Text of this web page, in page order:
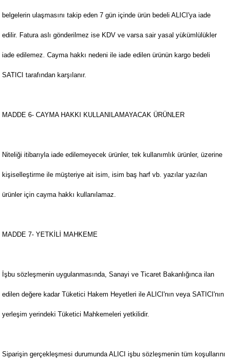
belgelerin ulaşmasını takip eden 7 gün içinde ürün bedeli ALICI'ya iade
edilir. Fatura aslı gönderilmez ise KDV ve varsa sair yasal yükümlülükler
iade edilemez. Cayma hakkı nedeni ile iade edilen ürünün kargo bedeli
SATICI tarafından karşılanır.
MADDE 6- CAYMA HAKKI KULLANILAMAYACAK ÜRÜNLER
Niteliği itibarıyla iade edilemeyecek ürünler, tek kullanımlık ürünler, üzerine
kişiselleştirme ile müşteriye ait isim, isim baş harf vb. yazılar yazılan
ürünler için cayma hakkı kullanılamaz.
MADDE 7- YETKİLİ MAHKEME
İşbu sözleşmenin uygulanmasında, Sanayi ve Ticaret Bakanlığınca ilan
edilen değere kadar Tüketici Hakem Heyetleri ile ALICI'nın veya SATICI'nın
yerleşim yerindeki Tüketici Mahkemeleri yetkilidir.
Siparişin gerçekleşmesi durumunda ALICI işbu sözleşmenin tüm koşullarını